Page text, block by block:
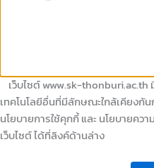
เว็บไซต์ www.sk-thonburi.ac.th
เทคโนโลยีอื่นที่มีลักษณะใกล้เคียงกั
นโยบายการใช้คุกกี้ และ นโยบายค
เว็บไซต์ ได้ที่ลิงค์ด้านล่าง